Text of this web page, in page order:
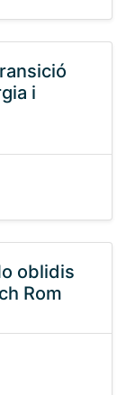
i
oblidis
Rom